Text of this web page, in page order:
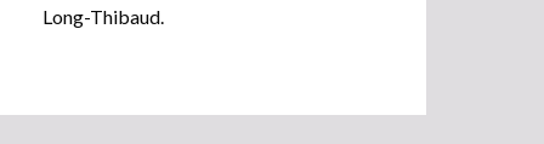
Long-Thibaud.